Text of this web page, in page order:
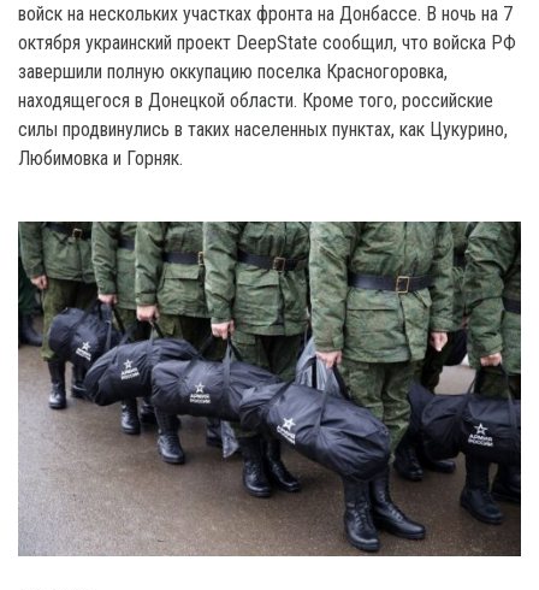
войск на нескольких участках фронта на Донбассе. В ночь на 7
октября украинский проект DeepState сообщил, что войска РФ
завершили полную оккупацию поселка Красногоровка,
находящегося в Донецкой области. Кроме того, российские
силы продвинулись в таких населенных пунктах, как Цукурино,
Любимовка и Горняк.